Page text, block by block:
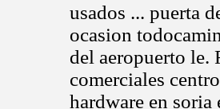
usados ... puerta
ocasion
del aeropuerto le.
comerciales
hardware en